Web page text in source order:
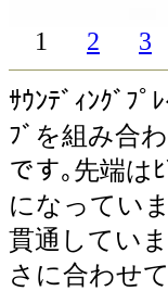
1 2 3
ｻｳﾝﾃﾞｨﾝｸﾞﾌﾟ
ﾌﾞを組み合
です｡先端は
になってい
貫通してい
さに合わせ